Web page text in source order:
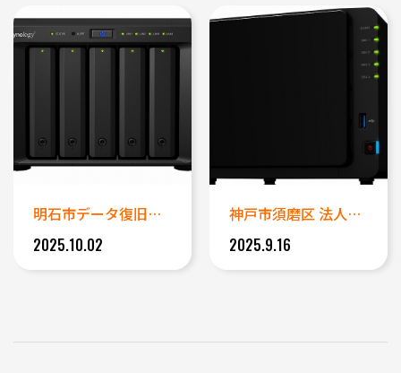
明石市データ復旧事例｜Syno...
2025.10.02
神戸市須磨区 法人事例｜RAI...
2025.9.16